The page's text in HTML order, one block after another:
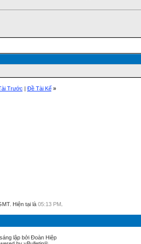
Trước | Ðề Tài Kế »
Hiện tại là 05:13 PM.
lập bởi Đoàn Hiệp